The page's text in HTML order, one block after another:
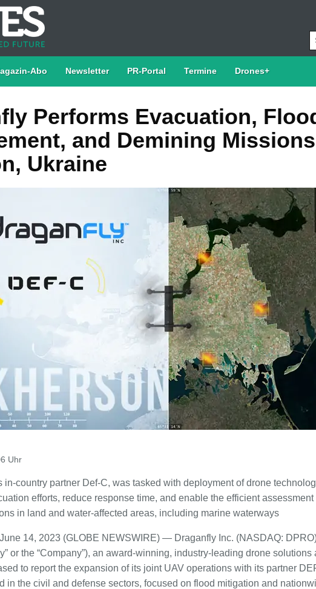
Abo Newsletter PR-Portal Termine Drones+
Performs Evacuation,
and Demining
Ukraine
Uhr
in-country partner Def-C, was tasked with deployment of drone
efforts, reduce response time, and enable the efficient
in land and water-affected areas, including marine waterways
14, 2023 (GLOBE NEWSWIRE) — Draganfly Inc. (NASDAQ:
or the “Company”), an award-winning, industry-leading drone solutions
to report the expansion of its joint UAV operations with its partner
in the civil and defense sectors, focused on flood mitigation and